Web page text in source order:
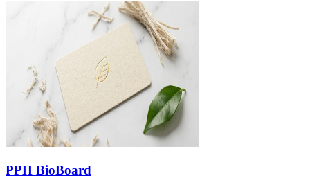
PPH BioBoard